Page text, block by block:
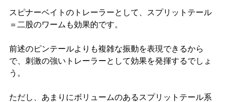
スピナーベイトのトレーラーとして、スプリットテール
＝二股のワームも効果的です。
前述のピンテールよりも複雑な振動を表現できるから
で、刺激の強いトレーラーとして効果を発揮するでしょ
う。
ただし、あまりにボリュームのあるスプリットテール系